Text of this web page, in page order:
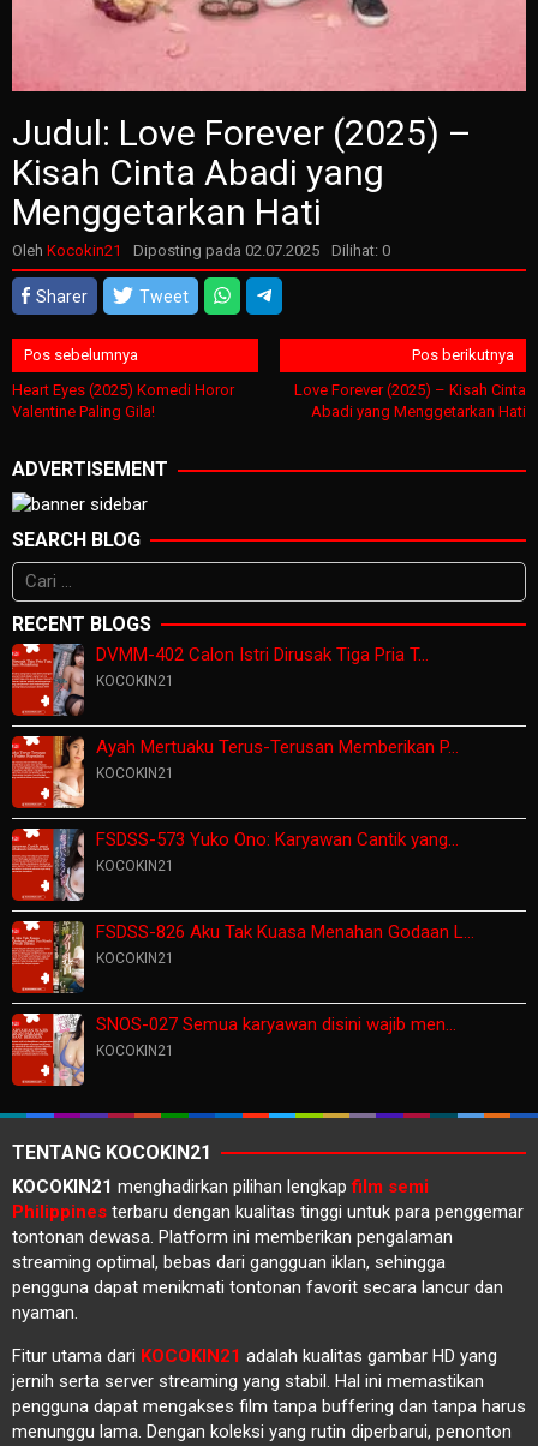
Judul: Love Forever (2025) –
Kisah Cinta Abadi yang
Menggetarkan Hati
Oleh Kocokin21 Diposting pada 02.07.2025 Dilihat: 0
Sharer Tweet
Navigasi
pos
Pos sebelumnya
Heart Eyes (2025) Komedi Horor
Valentine Paling Gila!
Pos berikutnya
Love Forever (2025) – Kisah Cinta
Abadi yang Menggetarkan Hati
ADVERTISEMENT
SEARCH BLOG
Cari
untuk:
RECENT BLOGS
DVMM-402 Calon Istri Dirusak Tiga Pria T…
KOCOKIN21
Ayah Mertuaku Terus-Terusan Memberikan P…
KOCOKIN21
FSDSS-573 Yuko Ono: Karyawan Cantik yang…
KOCOKIN21
FSDSS-826 Aku Tak Kuasa Menahan Godaan L…
KOCOKIN21
SNOS-027 Semua karyawan disini wajib men…
KOCOKIN21
TENTANG KOCOKIN21
KOCOKIN21 menghadirkan pilihan lengkapfilm semi
Philippines terbaru dengan kualitas tinggi untuk para penggemar
tontonan dewasa. Platform ini memberikan pengalaman
streaming optimal, bebas dari gangguan iklan, sehingga
pengguna dapat menikmati tontonan favorit secara lancur dan
nyaman.
Fitur utama dari KOCOKIN21 adalah kualitas gambar HD yang
jernih serta server streaming yang stabil. Hal ini memastikan
pengguna dapat mengakses film tanpa buffering dan tanpa harus
menunggu lama. Dengan koleksi yang rutin diperbarui, penonton